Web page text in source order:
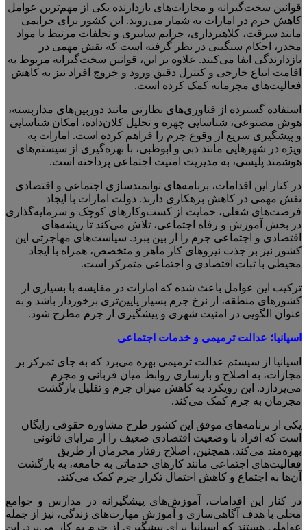
قوانین سخت‌گیرانه و مجازات‌های بازدارنده یکی از مهم‌ترین عوامل
کاهش جرم در امارات به شمار می‌روند. این کشور برای جرایمی
مانند سرقت، کلاهبرداری، جرایم سایبری و تخلفات مرتبط با مواد
مخدر، احکام سنگینی در نظر گرفته است که نقش مهمی در
بازدارندگی ایفا می‌کنند. علاوه بر این، قوانین سخت‌گیرانه مربوط به
اقامت اتباع خارجی و کنترل دقیق ورود و خروج افراد نیز به کاهش
فعالیت‌های مجرمانه کمک کرده است.
استفاده گسترده از فناوری‌های نظارتی مانند دوربین‌های مداربسته،
هوش مصنوعی، شناسایی چهره و تحلیل کلان‌داده، امکان شناسایی
و پیشگیری سریع از وقوع جرم را فراهم کرده است. امارات به
ویژه در شهرهایی مانند دبی و ابوظبی، با بهره‌گیری از سیستم‌های
هوشمند پلیسی، به مدیریت امنیت اجتماعی پرداخته است.
در کنار این اقدامات، برنامه‌های توانمندسازی اجتماعی و اقتصادی
نقش مهمی در کاهش بزهکاری دارند. دولت امارات با ایجاد
فرصت‌های شغلی، حمایت از کسب‌وکارهای کوچک و سرمایه‌گذاری
در بخش آموزش و رفاه اجتماعی، تلاش می‌کند تا ریشه‌های
اقتصادی و اجتماعی جرم را از بین ببرد. سیاست‌های مهاجرتی این
کشور نیز بر جذب نیروهای کار ماهر و متخصص، همراه با ایجاد
محیطی با ثبات اقتصادی و اجتماعی متمرکز است.
ترکیب این عوامل باعث شده که امارات در مقایسه با بسیاری از
کشورهای منطقه، از نرخ جرم بسیار پایین‌تری برخوردار باشد و به
عنوان الگویی در امنیت شهری و پیشگیری از جرم مطرح شود.
اسپانیا؛ عدالت ترمیمی و خدمات اجتماعی
اسپانیا از سیستم عدالت ترمیمی بهره می‌برد که به جای تمرکز بر
مجازات، به اصلاح و بازسازی روابط میان قربانی و مجرم
می‌پردازد. این رویکرد به کاهش میزان جرم و تقلیل بازگشت
مجرمان به جرم کمک می‌کند.
یکی از برنامه‌های موفق این کشور طرح مشاوره حقوقی رایگان
است که افراد با وضعیت اقتصادی ضعیف را از مزایای قانونی
بهره‌مند می‌کند. همچنین، اصلاح رفتار مجرمان از طریق
فعالیت‌های اجتماعی مانند کارهای خدماتی به جامعه، به بازگشت
آن‌ها به اجتماع و کاهش احتمال تکرار جرم کمک می‌کند.
در کنار این اقدامات، آموزش‌های پیشگیرانه در مدارس و جوامع
محلی با هدف آگاهی‌سازی و آموزش مهارت‌های زندگی، نیز از جمله
عواملی هستند که اسپانیا برای پیشگیری از جرم به کار می‌برد. این